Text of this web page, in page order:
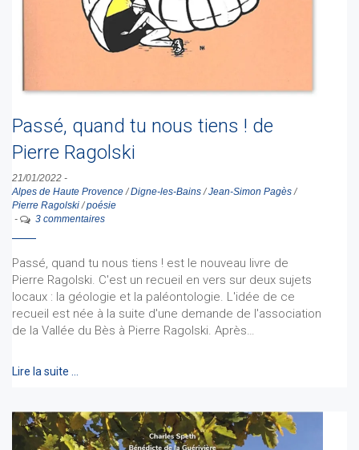
Passé, quand tu nous tiens ! de
Pierre Ragolski
21/01/2022 -
Alpes de Haute Provence /Digne-les-Bains /Jean-Simon Pagès /
Pierre Ragolski /poésie
-
3 commentaires
Passé, quand tu nous tiens ! est le nouveau livre de
Pierre Ragolski. C'est un recueil en vers sur deux sujets
locaux : la géologie et la paléontologie. L'idée de ce
recueil est née à la suite d'une demande de l'association
de la Vallée du Bès à Pierre Ragolski. Après…
Lire la suite …